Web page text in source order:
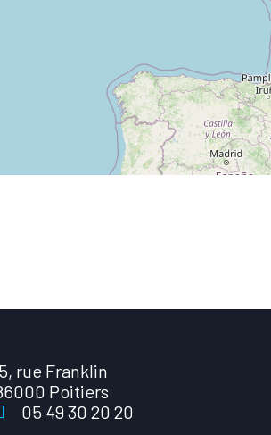
5, rue Franklin
Poitiers
05 49 30 20 20